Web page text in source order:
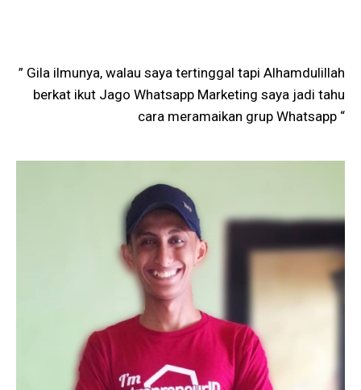
” Gila ilmunya, walau saya tertinggal tapi Alhamdulillah
berkat ikut Jago Whatsapp Marketing saya jadi tahu
cara meramaikan grup Whatsapp “